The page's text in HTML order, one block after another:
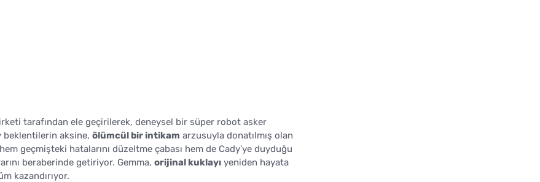
tarafından ele geçirilerek, deneysel bir süper robot asker
beklentilerin aksine, ölümcül bir intikam arzusuyla donatılmış olan
geçmişteki hatalarını düzeltme çabası hem de Cady’ye duyduğu
beraberinde getiriyor. Gemma, orijinal kuklayı yeniden hayata
kazandırıyor.